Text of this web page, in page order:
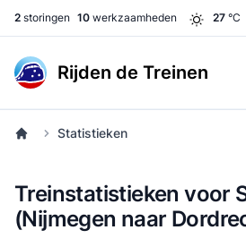
2 storingen 10 werkzaamheden 27 °C
Rijden de Treinen
Statistieken
Treinstatistieken voor
(Nijmegen naar